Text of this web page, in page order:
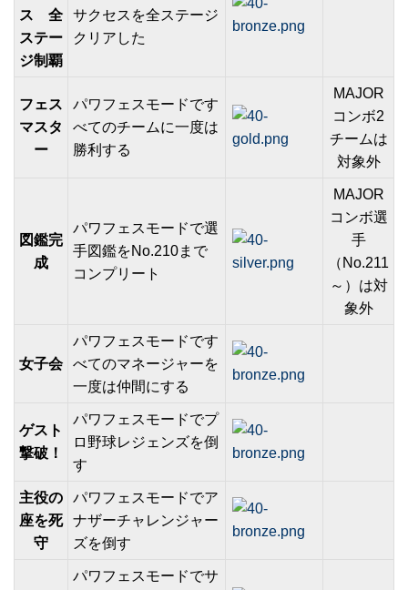
ス 全
ステー
ジ制覇
サクセスを全ステージ
クリアした
フェス
マスタ
ー
パワフェスモードです
べてのチームに一度は
勝利する
MAJOR
コンボ2
チームは
対象外
図鑑完
成
パワフェスモードで選
手図鑑をNo.210まで
コンプリート
MAJOR
コンボ選
手
（No.211
～）は対
象外
女子会
パワフェスモードです
べてのマネージャーを
一度は仲間にする
ゲスト
撃破！
パワフェスモードでプ
ロ野球レジェンズを倒
す
主役の
座を死
守
パワフェスモードでア
ナザーチャレンジャー
ズを倒す
パワフェスモードでサ